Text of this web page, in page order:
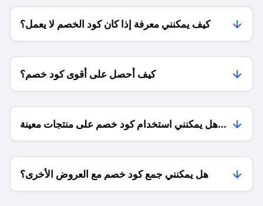
كيف يمكنني معرفة إذا كان كود الخصم لا يعمل؟
كيف أحصل على أقوى كود خصم؟
هل يمكنني استخدام كود خصم على منتجات معينة
فقط؟
هل يمكنني جمع كود خصم مع العروض الأخرى؟